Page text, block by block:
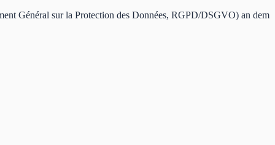
Général sur la Protection des Données, RGPD/DSGVO) an dem